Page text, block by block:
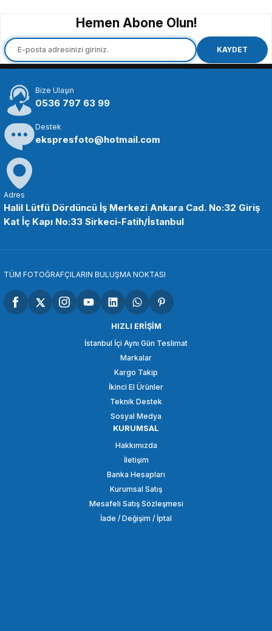
Hemen Abone Olun!
KAYDET
Bize Ulaşın
0536 797 63 99
Destek
ekspresfoto@hotmail.com
Adres
Halil Lütfü Dördüncü İş Merkezi Ankara Cad. No:32 Giriş
Kat İç Kapı No:33 Sirkeci-Fatih/İstanbul
TÜM FOTOĞRAFÇILARIN BULUŞMA NOKTASI
HIZLI ERİŞİM
İstanbul İçi Aynı Gün Teslimat
Markalar
Kargo Takip
İkinci El Ürünler
Teknik Destek
Sosyal Medya
KURUMSAL
Hakkımızda
İletişim
Banka Hesapları
Kurumsal Satış
Mesafeli Satış Sözleşmesi
İade / Değişim / İptal